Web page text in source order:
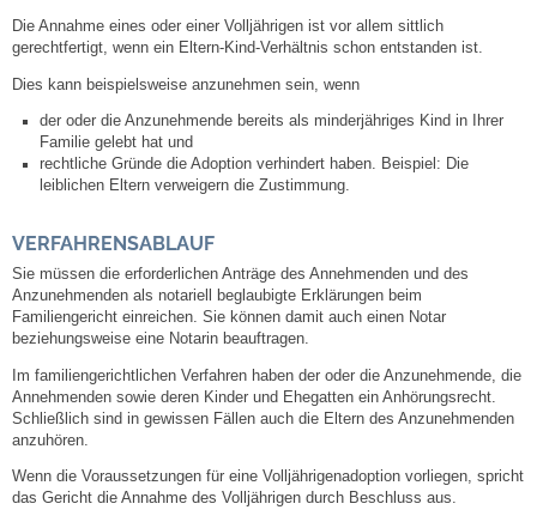
Aktuelles
Gemeindeverwaltung
Mitarbeiter
Ortsrecht
Schadensmeldungen
Bürgerservice
Die Annahme eines oder einer Volljährigen ist vor allem sittlich
gerechtfertigt, wenn ein Eltern-Kind-Verhältnis schon entstanden ist.
Dies kann beispielsweise anzunehmen sein, wenn
der oder die Anzunehmende bereits als minderjähriges Kind in Ihrer
Familie gelebt hat und
rechtliche Gründe die Adoption verhindert haben. Beispiel: Die
leiblichen Eltern verweigern die Zustimmung.
VERFAHRENSABLAUF
Sie müssen die erforderlichen Anträge des Annehmenden und des
Anzunehmenden als notariell beglaubigte Erklärungen beim
Familiengericht einreichen. Sie können damit auch einen Notar
beziehungsweise eine Notarin beauftragen.
Im familiengerichtlichen Verfahren haben der oder die Anzunehmende, die
Annehmenden sowie deren Kinder und Ehegatten ein Anhörungsrecht.
Schließlich sind in gewissen Fällen auch die Eltern des Anzunehmenden
anzuhören.
Wenn die Voraussetzungen für eine Volljährigenadoption vorliegen, spricht
das Gericht die Annahme des Volljährigen durch Beschluss aus.